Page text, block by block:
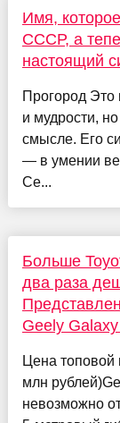
Имя,
СССР, а
настоящий
Прогород
и мудрости,
смысле. Его
— в умении
Се...
Больше
два раза
Geely
Цена
млн
невозможно